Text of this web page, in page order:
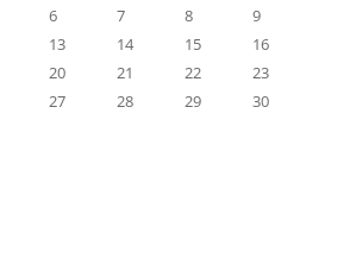
6 7 8
9
13 14 15
16
20 21 22
23
27 28 29
30